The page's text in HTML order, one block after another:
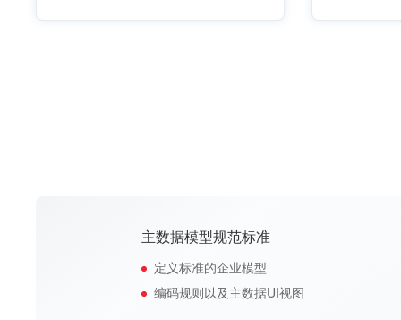
主数据模型规范标准
定义标准的企业模型
编码规则以及主数据UI视图